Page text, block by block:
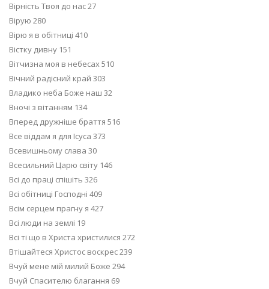
Вірність Твоя до нас 27
Вірую 280
Вірю я в обітниці 410
Вістку дивну 151
Вітчизна моя в небесах 510
Вічний радісний край 303
Владико неба Боже наш 32
Вночі з вітанням 134
Вперед дружніше браття 516
Все віддам я для Ісуса 373
Всевишньому слава 30
Всесильний Царю світу 146
Всі до праці спішіть 326
Всі обітниці Господні 409
Всім серцем прагну я 427
Всі люди на землі 19
Всі ті що в Христа христилися 272
Втішайтеся Христос воскрес 239
Вчуй мене мій милий Боже 294
Вчуй Спасителю благання 69